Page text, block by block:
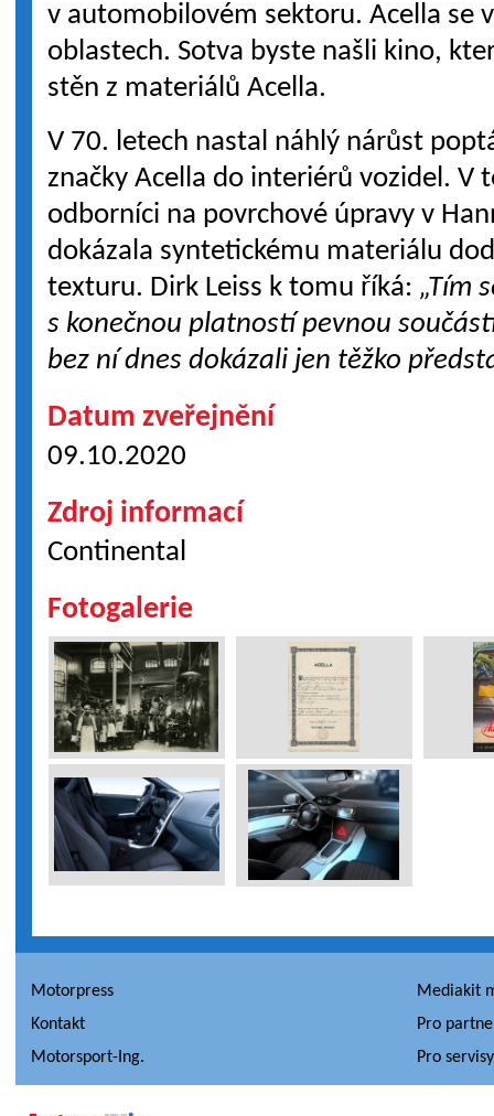
v automobilovém sektoru. Acella se
oblastech. Sotva byste našli kino,
stěn z materiálů Acella.
V 70. letech nastal náhlý nárůst
značky Acella do interiérů vozidel. V
odborníci na povrchové úpravy v
dokázala syntetickému materiálu
texturu. Dirk Leiss k tomu říká: „Tím
s konečnou platností pevnou
bez ní dnes dokázali jen těžko
Datum zveřejnění
09.10.2020
Zdroj informací
Continental
Fotogalerie
Motorpress
Mediakit
Kontakt
Pro
Motorsport-Ing.
Pro servisy